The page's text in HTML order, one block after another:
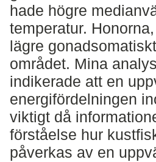
hade högre
temperatur.
lägre
området. Mina
indikerade att en
energifördelningen
viktigt då
förståelse hur
påverkas av en